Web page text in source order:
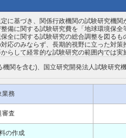
に基づき、関係行政機関の試験研究機
備に関する試験研究費を「地球環境保
全に関する試験研究の総合調整を図る
応のみならず、長期的視野に立った対
らして経常的な試験研究の範囲内では実
機関を含む)、国立研究開発法人試験研究
業務
審査
の作成